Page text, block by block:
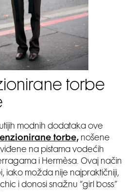
torbe
modnih dodataka ove
torbe, nošene
na pistama vodećih
i Hermèsa. Ovaj način
iako možda nije najpraktičniji,
i donosi snažnu “girl boss”